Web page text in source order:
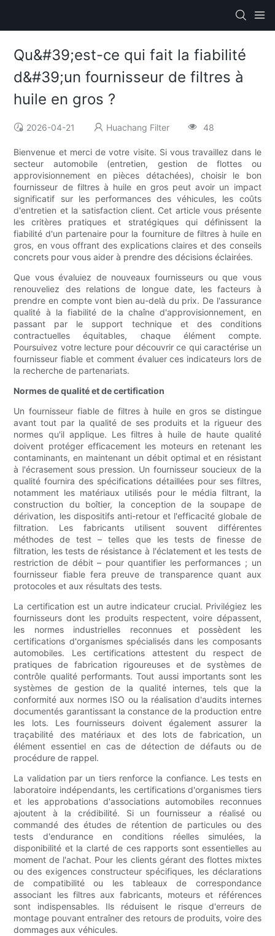
Qu&#39;est-ce qui fait la fiabilité
d&#39;un fournisseur de filtres à
huile en gros ?
2026-04-21 Huachang Filter 48
Bienvenue et merci de votre visite. Si vous travaillez dans le
secteur automobile (entretien, gestion de flottes ou
approvisionnement en pièces détachées), choisir le bon
fournisseur de filtres à huile en gros peut avoir un impact
significatif sur les performances des véhicules, les coûts
d'entretien et la satisfaction client. Cet article vous présente
les critères pratiques et stratégiques qui définissent la
fiabilité d'un partenaire pour la fourniture de filtres à huile en
gros, en vous offrant des explications claires et des conseils
concrets pour vous aider à prendre des décisions éclairées.
Que vous évaluiez de nouveaux fournisseurs ou que vous
renouveliez des relations de longue date, les facteurs à
prendre en compte vont bien au-delà du prix. De l'assurance
qualité à la fiabilité de la chaîne d'approvisionnement, en
passant par le support technique et des conditions
contractuelles équitables, chaque élément compte.
Poursuivez votre lecture pour découvrir ce qui caractérise un
fournisseur fiable et comment évaluer ces indicateurs lors de
la recherche de partenariats.
Normes de qualité et de certification
Un fournisseur fiable de filtres à huile en gros se distingue
avant tout par la qualité de ses produits et la rigueur des
normes qu'il applique. Les filtres à huile de haute qualité
doivent protéger efficacement les moteurs en retenant les
contaminants, en maintenant un débit optimal et en résistant
à l'écrasement sous pression. Un fournisseur soucieux de la
qualité fournira des spécifications détaillées pour ses filtres,
notamment les matériaux utilisés pour le média filtrant, la
construction du boîtier, la conception de la soupape de
dérivation, les dispositifs anti-retour et l'efficacité globale de
filtration. Les fabricants utilisent souvent différentes
méthodes de test – telles que les tests de finesse de
filtration, les tests de résistance à l'éclatement et les tests de
restriction de débit – pour quantifier les performances ; un
fournisseur fiable fera preuve de transparence quant aux
protocoles et aux résultats des tests.
La certification est un autre indicateur crucial. Privilégiez les
fournisseurs dont les produits respectent, voire dépassent,
les normes industrielles reconnues et possèdent les
certifications d'organismes spécialisés dans les composants
automobiles. Les certifications attestent du respect de
pratiques de fabrication rigoureuses et de systèmes de
contrôle qualité performants. Tout aussi importants sont les
systèmes de gestion de la qualité internes, tels que la
conformité aux normes ISO ou la réalisation d'audits internes
documentés garantissant la constance de la production entre
les lots. Les fournisseurs doivent également assurer la
traçabilité des matériaux et des lots de fabrication, un
élément essentiel en cas de détection de défauts ou de
procédure de rappel.
La validation par un tiers renforce la confiance. Les tests en
laboratoire indépendants, les certifications d'organismes tiers
et les approbations d'associations automobiles reconnues
ajoutent à la crédibilité. Si un fournisseur a réalisé ou
commandé des études de rétention de particules ou des
tests d'endurance en conditions réelles simulées, la
disponibilité et la clarté de ces rapports sont essentielles au
moment de l'achat. Pour les clients gérant des flottes mixtes
ou des exigences constructeur spécifiques, les déclarations
de compatibilité ou les tableaux de correspondance
associant les filtres aux fabricants, moteurs et références
sont indispensables. Ils réduisent le risque d'erreurs de
montage pouvant entraîner des retours de produits, voire des
dommages aux véhicules.